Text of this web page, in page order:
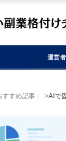
運営
すすめ記事 / AIで